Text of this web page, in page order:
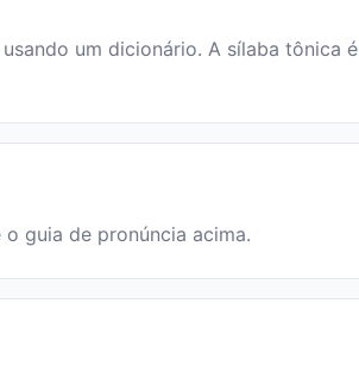
um dicionário. A sílaba tônica
o guia de pronúncia acima.